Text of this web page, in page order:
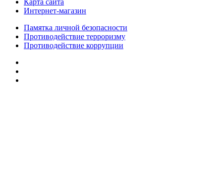
Карта сайта
Интернет-магазин
Памятка личной безопасности
Противодействие терроризму
Противодействие коррупции